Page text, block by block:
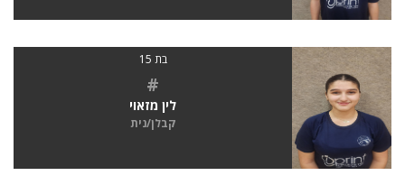
בת 15
#
לין מזאוי
קבלן/נית